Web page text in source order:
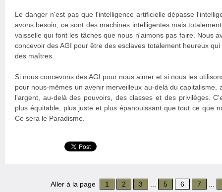
Le danger n'est pas que l'intelligence artificielle dépasse
avons besoin, ce sont des machines intelligentes mais
vaisselle qui font les tâches que nous n'aimons pas faire. Nous
concevoir des AGI pour être des esclaves totalement heureux
des maîtres.
Si nous concevons des AGI pour nous aimer et si nous les
pour nous-mêmes un avenir merveilleux au-delà du capitalisme,
l'argent, au-delà des pouvoirs, des classes et des privilèges.
plus équitable, plus juste et plus épanouissant que tout ce que
Ce sera le Paradisme.
Aller à la page 1 2 3 5 6 7